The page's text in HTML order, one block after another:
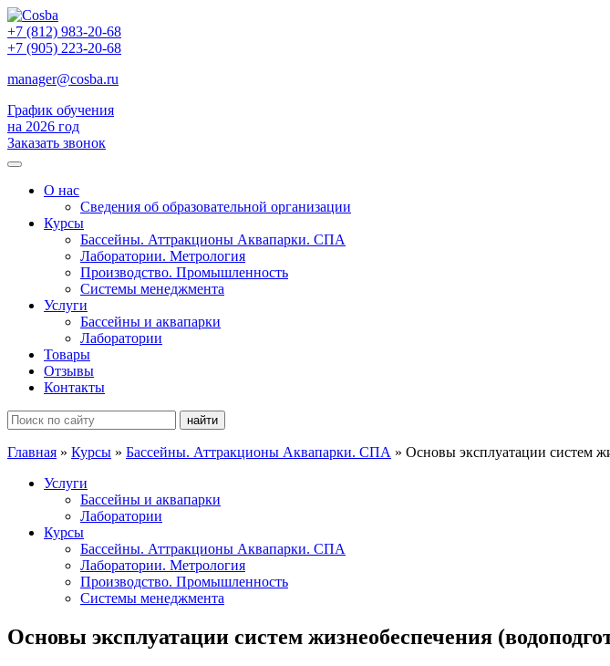
+7 (812) 983-20-68
+7 (905) 223-20-68
manager@cosba.ru
График обучения
на 2026 год
Заказать звонок
О нас
Сведения об образовательной организации
Курсы
Бассейны. Аттракционы Аквапарки. СПА
Лаборатории. Метрология
Производство. Промышленность
Системы менеджмента
Услуги
Бассейны и аквапарки
Лаборатории
Товары
Отзывы
Контакты
Поиск:
Главная » Курсы » Бассейны. Аттракционы Аквапарки. СПА » Основы эксплуатации систем
Услуги
Бассейны и аквапарки
Лаборатории
Курсы
Бассейны. Аттракционы Аквапарки. СПА
Лаборатории. Метрология
Производство. Промышленность
Системы менеджмента
Основы эксплуатации систем жизнеобеспечения